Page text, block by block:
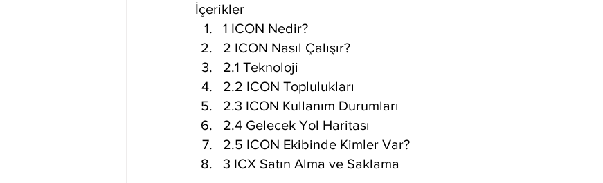
Ethereum Classic
İçerikler
1 ICON Nedir?
2 ICON Nasıl Çalışır?
2.1 Teknoloji
2.2 ICON Toplulukları
2.3 ICON Kullanım Durumları
2.4 Gelecek Yol Haritası
2.5 ICON Ekibinde Kimler Var?
3 ICX Satın Alma ve Saklama